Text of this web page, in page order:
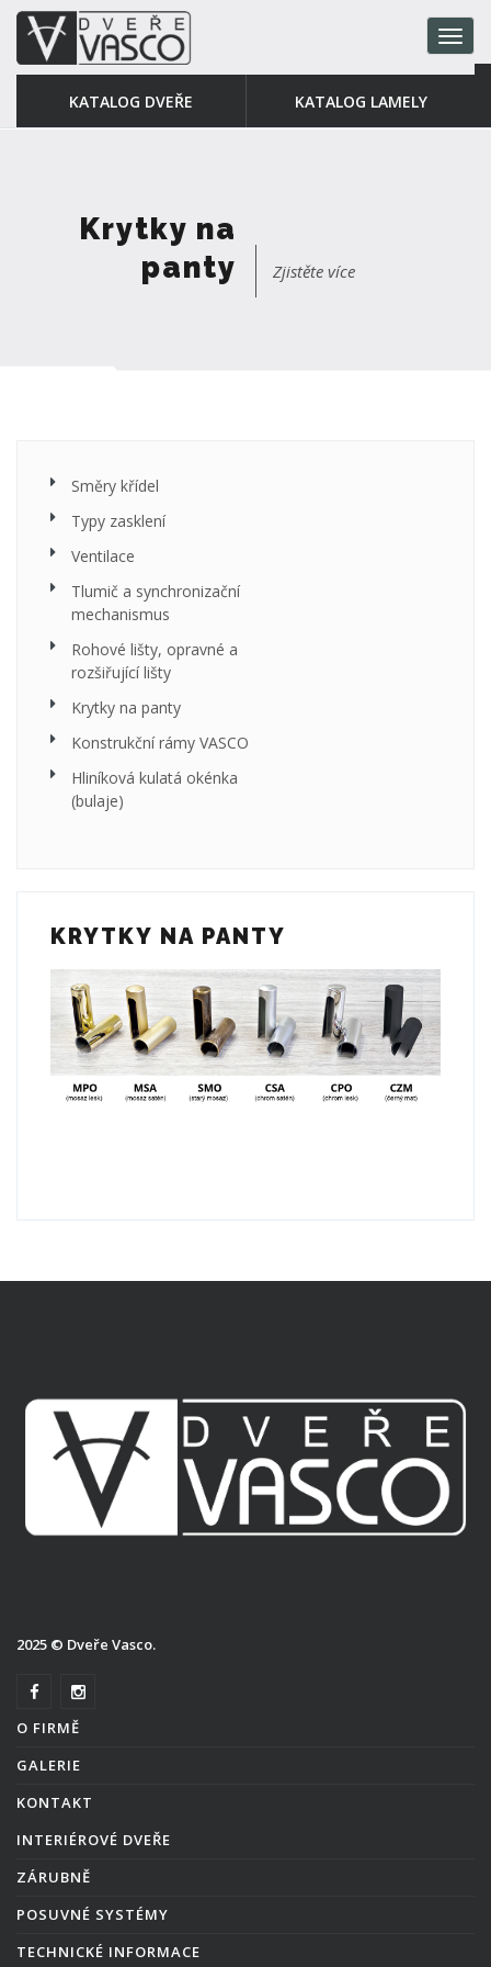
KATALOG DVEŘE KATALOG LAMELY
Krytky na
panty
Zjistěte více
Směry křídel
Typy zasklení
Ventilace
Tlumič a synchronizační
mechanismus
Rohové lišty, opravné a
rozšiřující lišty
Krytky na panty
Konstrukční rámy VASCO
Hliníková kulatá okénka
(bulaje)
KRYTKY NA PANTY
2025 © Dveře Vasco.
O FIRMĚ
GALERIE
KONTAKT
INTERIÉROVÉ DVEŘE
ZÁRUBNĚ
POSUVNÉ SYSTÉMY
TECHNICKÉ INFORMACE